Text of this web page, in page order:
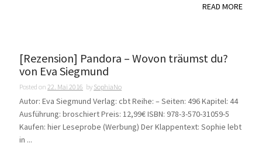
READ MORE
[Rezension] Pandora – Wovon träumst du?
von Eva Siegmund
Posted on 22. Mai 2016 by SophiaNo
Autor: Eva Siegmund Verlag: cbt Reihe: – Seiten: 496 Kapitel: 44
Ausführung: broschiert Preis: 12,99€ ISBN: 978-3-570-31059-5
Kaufen: hier Leseprobe (Werbung) Der Klappentext: Sophie lebt
in ...